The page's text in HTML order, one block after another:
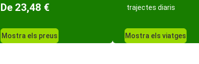
De 23,48 €
Mostra els preus
trajectes diaris
Mostra els viatges